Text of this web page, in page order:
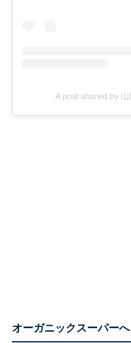
A post shared by
オーガニックスーパーへ